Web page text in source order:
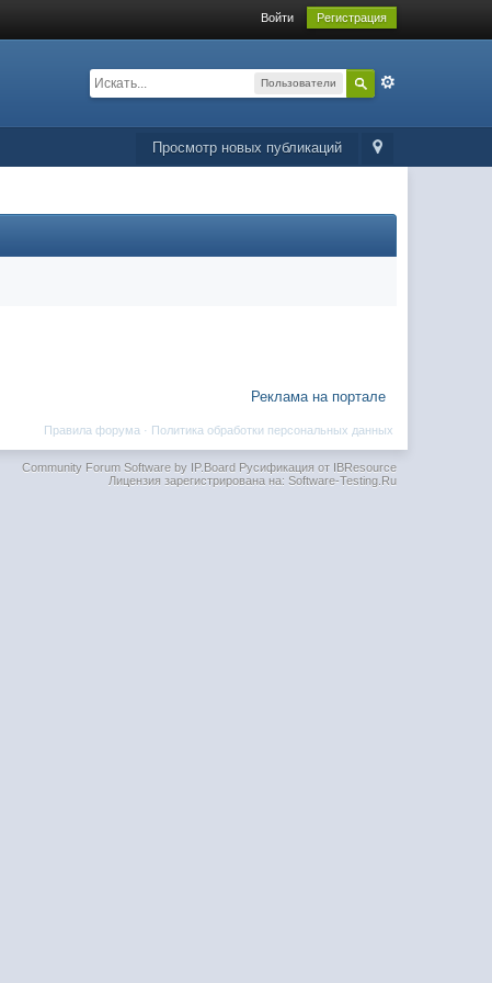
Войти Регистрация
Пользователи
Просмотр новых публикаций
Реклама на портале
Политика обработки персональных данных
Правила форума ·
Community Forum Software by IP.BoardРусификация от IBResource
Лицензия зарегистрирована на: Software-Testing.Ru